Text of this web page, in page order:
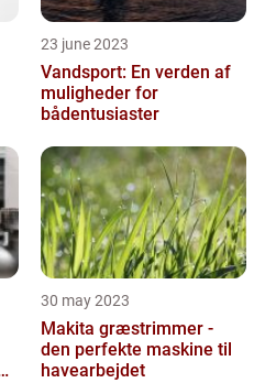
23 june 2023
Vandsport: En verden af
muligheder for
bådentusiaster
30 may 2023
Makita græstrimmer -
den perfekte maskine til
havearbejdet